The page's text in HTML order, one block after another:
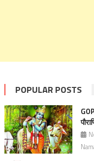
POPULAR POSTS